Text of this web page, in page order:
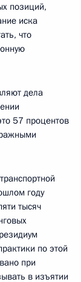
позиций,
иска
что
дела
57 процентов
году
тысяч
по этой
при
в изъятии